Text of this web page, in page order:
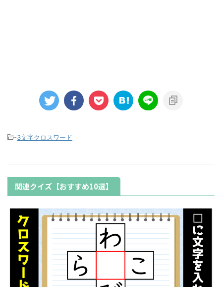
-3文字クロスワード
関連クイズ【おすすめ10選】